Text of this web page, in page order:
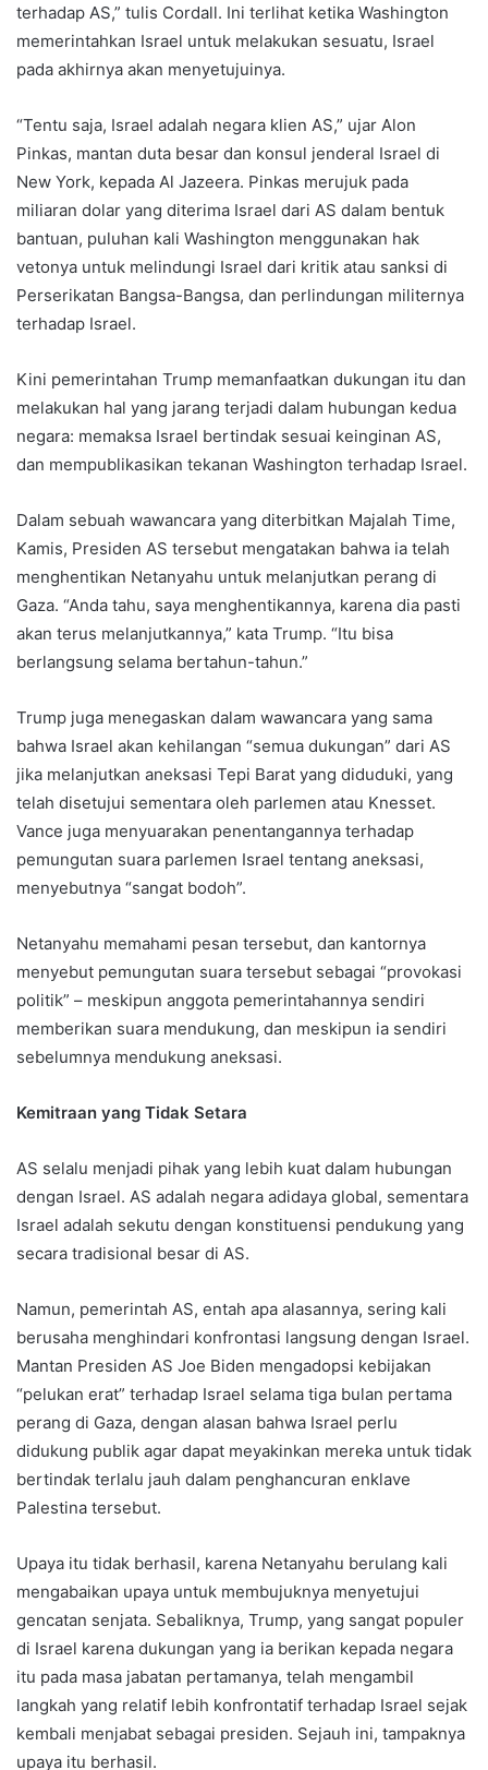
terhadap AS,” tulis Cordall. Ini terlihat ketika Washington
memerintahkan Israel untuk melakukan sesuatu, Israel
pada akhirnya akan menyetujuinya.
“Tentu saja, Israel adalah negara klien AS,” ujar Alon
Pinkas, mantan duta besar dan konsul jenderal Israel di
New York, kepada Al Jazeera. Pinkas merujuk pada
miliaran dolar yang diterima Israel dari AS dalam bentuk
bantuan, puluhan kali Washington menggunakan hak
vetonya untuk melindungi Israel dari kritik atau sanksi di
Perserikatan Bangsa-Bangsa, dan perlindungan militernya
terhadap Israel.
Kini pemerintahan Trump memanfaatkan dukungan itu dan
melakukan hal yang jarang terjadi dalam hubungan kedua
negara: memaksa Israel bertindak sesuai keinginan AS,
dan mempublikasikan tekanan Washington terhadap Israel.
Dalam sebuah wawancara yang diterbitkan Majalah Time,
Kamis, Presiden AS tersebut mengatakan bahwa ia telah
menghentikan Netanyahu untuk melanjutkan perang di
Gaza. “Anda tahu, saya menghentikannya, karena dia pasti
akan terus melanjutkannya,” kata Trump. “Itu bisa
berlangsung selama bertahun-tahun.”
Trump juga menegaskan dalam wawancara yang sama
bahwa Israel akan kehilangan “semua dukungan” dari AS
jika melanjutkan aneksasi Tepi Barat yang diduduki, yang
telah disetujui sementara oleh parlemen atau Knesset.
Vance juga menyuarakan penentangannya terhadap
pemungutan suara parlemen Israel tentang aneksasi,
menyebutnya “sangat bodoh”.
Netanyahu memahami pesan tersebut, dan kantornya
menyebut pemungutan suara tersebut sebagai “provokasi
politik” – meskipun anggota pemerintahannya sendiri
memberikan suara mendukung, dan meskipun ia sendiri
sebelumnya mendukung aneksasi.
Kemitraan yang Tidak Setara
AS selalu menjadi pihak yang lebih kuat dalam hubungan
dengan Israel. AS adalah negara adidaya global, sementara
Israel adalah sekutu dengan konstituensi pendukung yang
secara tradisional besar di AS.
Namun, pemerintah AS, entah apa alasannya, sering kali
berusaha menghindari konfrontasi langsung dengan Israel.
Mantan Presiden AS Joe Biden mengadopsi kebijakan
“pelukan erat” terhadap Israel selama tiga bulan pertama
perang di Gaza, dengan alasan bahwa Israel perlu
didukung publik agar dapat meyakinkan mereka untuk tidak
bertindak terlalu jauh dalam penghancuran enklave
Palestina tersebut.
Upaya itu tidak berhasil, karena Netanyahu berulang kali
mengabaikan upaya untuk membujuknya menyetujui
gencatan senjata. Sebaliknya, Trump, yang sangat populer
di Israel karena dukungan yang ia berikan kepada negara
itu pada masa jabatan pertamanya, telah mengambil
langkah yang relatif lebih konfrontatif terhadap Israel sejak
kembali menjabat sebagai presiden. Sejauh ini, tampaknya
upaya itu berhasil.